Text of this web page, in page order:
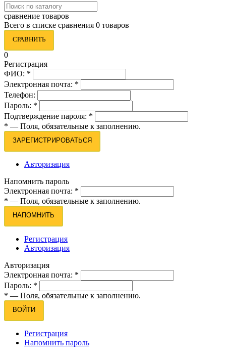
сравнение товаров
Всего в списке сравнения 0 товаров
СРАВНИТЬ
0
Регистрация
ФИО: *
Электронная почта: *
Телефон:
Пароль: *
Подтверждение пароля: *
* — Поля, обязательные к заполнению.
ЗАРЕГИСТРИРОВАТЬСЯ
Авторизация
Напомнить пароль
Электронная почта: *
* — Поля, обязательные к заполнению.
НАПОМНИТЬ
Регистрация
Авторизация
Авторизация
Электронная почта: *
Пароль: *
* — Поля, обязательные к заполнению.
ВОЙТИ
Регистрация
Напомнить пароль